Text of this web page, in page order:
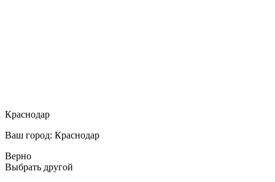
Краснодар
Ваш город: Краснодар
Верно
Выбрать другой